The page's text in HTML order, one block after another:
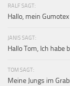
RALF SAGT:
Hallo, mein
JANIS SAGT:
Hallo Tom, Ich habe
TOM SAGT:
Meine Jungs im